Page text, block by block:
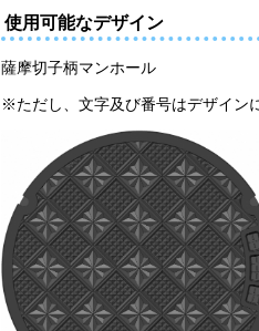
使用可能なデザイン
薩摩切子柄マンホール
※ただし、文字及び番号はデザイン